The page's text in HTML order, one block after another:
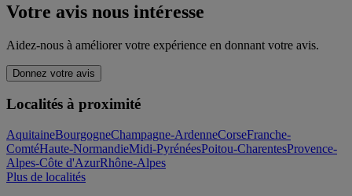
Votre avis nous intéresse
Aidez-nous à améliorer votre expérience en donnant votre avis.
Donnez votre avis
Localités à proximité
AquitaineBourgogneChampagne-ArdenneCorseFranche-
ComtéHaute-NormandieMidi-PyrénéesPoitou-CharentesProvence-
Alpes-Côte d'AzurRhône-Alpes
Plus de localités